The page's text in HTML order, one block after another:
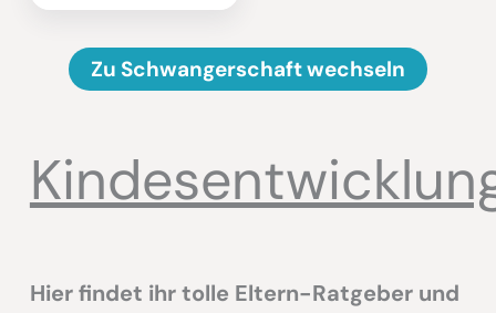
Zu Schwangerschaft wechseln
Hier findet ihr tolle Eltern-Ratgeber und